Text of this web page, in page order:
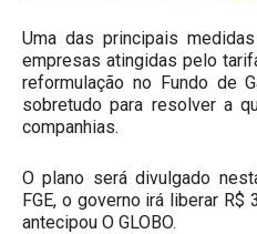
Uma das principais
empresas atingidas pelo
reformulação no Fundo de
sobretudo para resolver a
companhias.
O plano será divulgado
FGE, o governo irá liberar
antecipou O GLOBO.